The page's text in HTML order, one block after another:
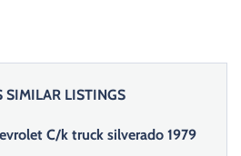
SIMILAR LISTINGS
C/k truck silverado 1979